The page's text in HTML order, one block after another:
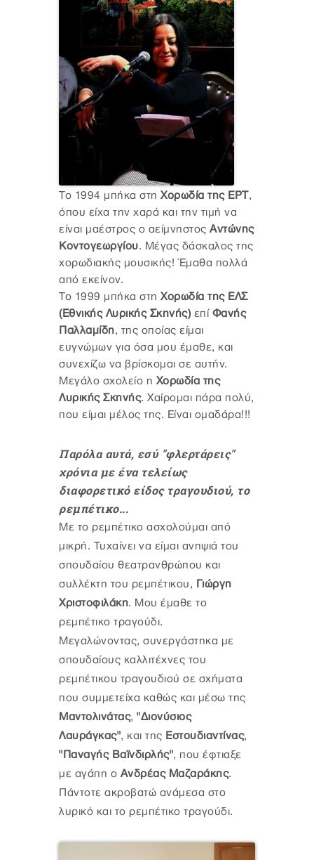
Το 1994 μπήκα στη Χορωδία της ΕΡΤ,
όπου είχα την χαρά και την τιμή να
είναι μαέστρος ο αείμνηστος Αντώνης
Κοντογεωργίου. Μέγας δάσκαλος της
χορωδιακής μουσικής! Έμαθα πολλά
από εκείνον.
Το 1999 μπήκα στη Χορωδία της ΕΛΣ
(Εθνικής Λυρικής Σκηνής) επί Φανής
Παλλαμίδη, της οποίας είμαι
ευγνώμων για όσα μου έμαθε, και
συνεχίζω να βρίσκομαι σε αυτήν.
Μεγάλο σχολείο η Χορωδία της
Λυρικής Σκηνής. Χαίρομαι πάρα πολύ,
που είμαι μέλος της. Είναι ομαδάρα!!!
Παρόλα αυτά, εσύ "φλερτάρεις"
χρόνια με ένα τελείως
διαφορετικό είδος τραγουδιού, το
ρεμπέτικο...
Με το ρεμπέτικο ασχολούμαι από
μικρή. Τυχαίνει να είμαι ανηψιά του
σπουδαίου θεατρανθρώπου και
συλλέκτη του ρεμπέτικου, Γιώργη
Χριστοφιλάκη. Μου έμαθε το
ρεμπέτικο τραγούδι.
Μεγαλώνοντας, συνεργάστηκα με
σπουδαίους καλλιτέχνες του
ρεμπέτικου τραγουδιού σε σχήματα
που συμμετείχα καθώς και μέσω της
Μαντολινάτας, "Διονύσιος
Λαυράγκας", και της Εστουδιαντίνας,
"Παναγής Βαϊνδιρλής", που έφτιαξε
με αγάπη ο Ανδρέας Μαζαράκης.
Πάντοτε ακροβατώ ανάμεσα στο
λυρικό και το ρεμπέτικο τραγούδι.